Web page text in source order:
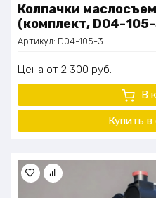
Колпачки
(комплект, D04-
Артикул: D04-105-3
Цена 2 300 руб.
В
Купить